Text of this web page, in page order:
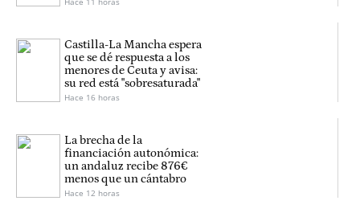
Castilla-La Mancha espera
que se dé respuesta a los
menores de Ceuta y avisa:
su red está "sobresaturada"
Hace 16 horas
La brecha de la
financiación autonómica:
un andaluz recibe 876€
menos que un cántabro
Hace 12 horas